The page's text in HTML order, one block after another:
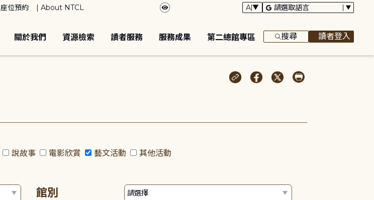
座位預約 About NTCL
關於我們 資源檢索 讀者服務 服務成果 第二總館專區 搜尋 讀者登入
說故事 電影欣賞 藝文活動 其他活動
館別